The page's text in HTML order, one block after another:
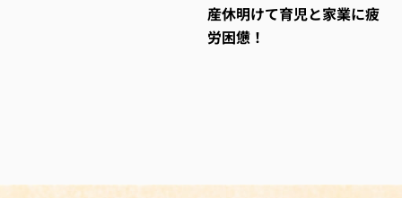
産休明けて育児と家業に疲
労困憊！